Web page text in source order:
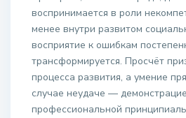
воспринимается в роли
менее внутри развитом
восприятие к ошибкам
трансформируется. Просчёт
процесса развития, а умение
случае неудаче —
профессиональной